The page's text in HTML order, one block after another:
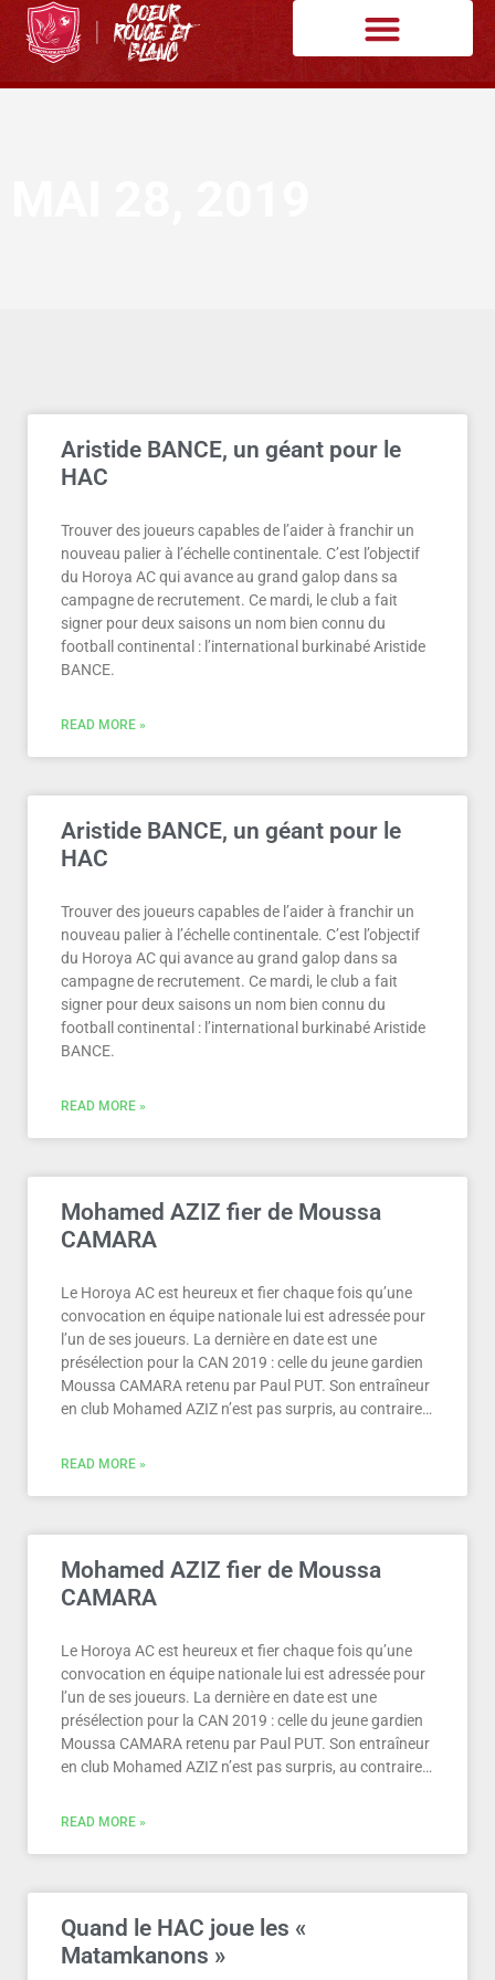
Aristide BANCE, un géant pour le
HAC
Trouver des joueurs capables de l’aider à franchir un
nouveau palier à l’échelle continentale. C’est l’objectif
du Horoya AC qui avance au grand galop dans sa
campagne de recrutement. Ce mardi, le club a fait
signer pour deux saisons un nom bien connu du
football continental : l’international burkinabé Aristide
BANCE.
READ MORE »
Aristide BANCE, un géant pour le
HAC
Trouver des joueurs capables de l’aider à franchir un
nouveau palier à l’échelle continentale. C’est l’objectif
du Horoya AC qui avance au grand galop dans sa
campagne de recrutement. Ce mardi, le club a fait
signer pour deux saisons un nom bien connu du
football continental : l’international burkinabé Aristide
BANCE.
READ MORE »
Mohamed AZIZ fier de Moussa
CAMARA
Le Horoya AC est heureux et fier chaque fois qu’une
convocation en équipe nationale lui est adressée pour
l’un de ses joueurs. La dernière en date est une
présélection pour la CAN 2019 : celle du jeune gardien
Moussa CAMARA retenu par Paul PUT. Son entraîneur
en club Mohamed AZIZ n’est pas surpris, au contraire…
READ MORE »
Mohamed AZIZ fier de Moussa
CAMARA
Le Horoya AC est heureux et fier chaque fois qu’une
convocation en équipe nationale lui est adressée pour
l’un de ses joueurs. La dernière en date est une
présélection pour la CAN 2019 : celle du jeune gardien
Moussa CAMARA retenu par Paul PUT. Son entraîneur
en club Mohamed AZIZ n’est pas surpris, au contraire…
READ MORE »
Quand le HAC joue les «
Matamkanons »